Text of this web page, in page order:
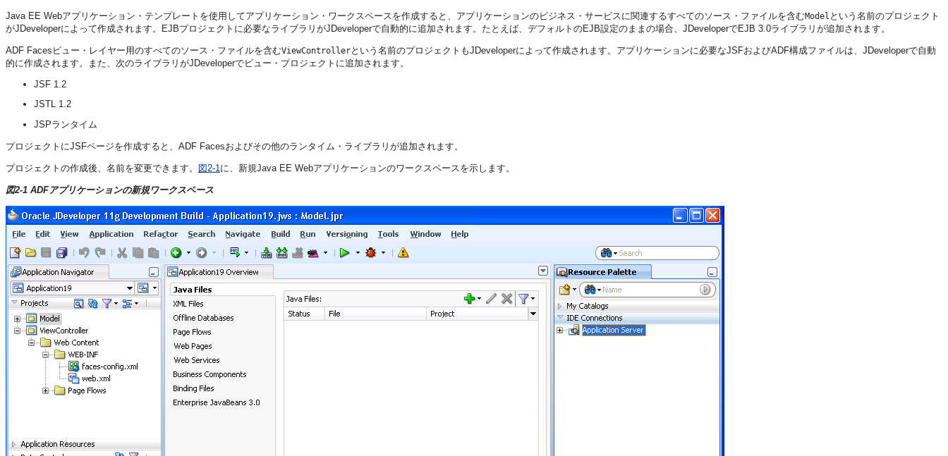
Java EE Webアプリケーション・テンプレートを使用してアプリケーション・ワークスペースを作成すると、アプリケーションのビジネス・サービスに関連するすべてのソース・ファイルを含むModel という名前のプロジェクト
がJDeveloperによって作成されます。EJBプロジェクトに必要なライブラリがJDeveloperで自動的に追加されます。たとえば、デフォルトのEJB設定のままの場合、JDeveloperでEJB 3.0ライブラリが追加されます。
ADF Facesビュー・レイヤー用のすべてのソース・ファイルを含むViewControllerという名前のプロジェクトもJDeveloperによって作成されます。アプリケーションに必要なJSFおよびADF構成ファイルは、JDeveloperで自動
的に作成されます。また、次のライブラリがJDeveloperでビュー・プロジェクトに追加されます。
JSF 1.2
JSTL 1.2
JSPランタイム
プロジェクトにJSFページを作成すると、ADF Facesおよびその他のランタイム・ライブラリが追加されます。
プロジェクトの作成後、名前を変更できます。 図2-1 に、新規Java EE Webアプリケーションのワークスペースを示します。
図2-1 ADFアプリケーションの新規ワークスペース